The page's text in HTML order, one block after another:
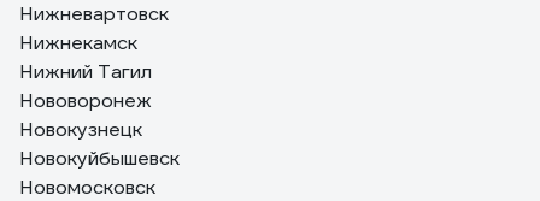
Нижневартовск
Нижнекамск
Нижний Тагил
Нововоронеж
Новокузнецк
Новокуйбышевск
Новомосковск